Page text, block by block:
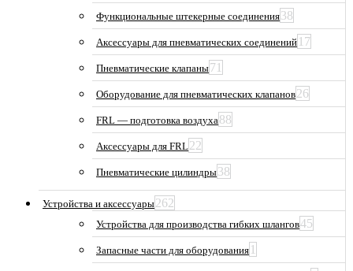
Функциональные штекерные соединения38
Аксессуары для пневматических соединений 17
Пневматические клапаны71
Оборудование для пневматических клапанов26
FRL — подготовка воздуха88
Аксессуары для FRL22
Пневматические цилиндры38
Устройства и аксессуары262
Устройства для производства гибких шлангов45
Запасные части для оборудования 1